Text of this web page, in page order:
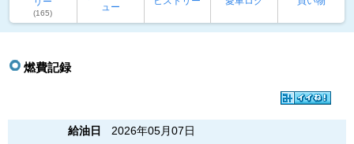
(165)
ュー
燃費記録
給油日
2026年05月07日